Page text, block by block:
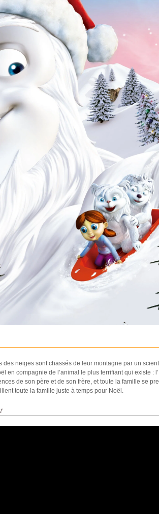
des neiges sont chassés de leur montagne par un
en compagnie de l’animal le plus terrifiant qui existe :
de son père et de son frère, et toute la famille se
toute la famille juste à temps pour Noël.